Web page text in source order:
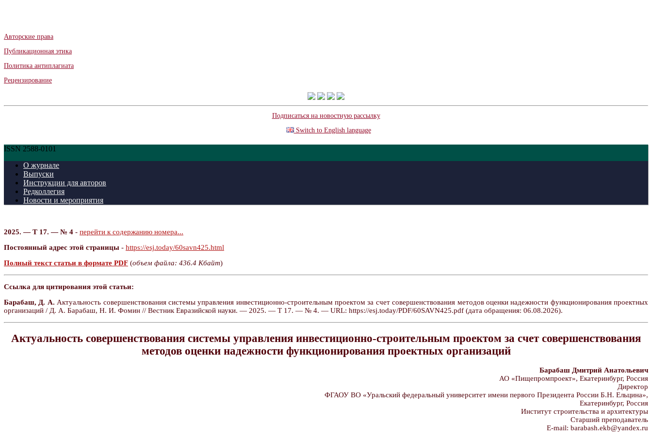
Авторские права
Публикационная этика
Политика антиплагиата
Рецензирование
Подписаться на новостную рассылку
Switch to English language
ISSN 2588-0101
О журнале
Выпуски
Инструкции для авторов
Редколлегия
Новости и мероприятия
2025. — Т 17. — № 4 - перейти к содержанию номера...
Постоянный адрес этой страницы - https://esj.today/60savn425.html
Полный текст статьи в формате PDF (объем файла: 436.4 Кбайт)
Ссылка для цитирования этой статьи:
Барабаш, Д. А. Актуальность совершенствования системы управления инвестиционно-строительным проектом за счет совершенствования методов оценки надежности функционирования проектных
организаций / Д. А. Барабаш, Н. И. Фомин // Вестник Евразийской науки. — 2025. — Т 17. — № 4. — URL: https://esj.today/PDF/60SAVN425.pdf (дата обращения: 06.08.2026).
Актуальность совершенствования системы управления инвестиционно-строительным проектом за счет совершенствования
методов оценки надежности функционирования проектных организаций
Барабаш Дмитрий Анатольевич
АО «Пищепромпроект», Екатеринбург, Россия
Директор
ФГАОУ ВО «Уральский федеральный университет имени первого Президента России Б.Н. Ельцина»,
Екатеринбург, Россия
Институт строительства и архитектуры
Старший преподаватель
E-mail: barabash.ekb@yandex.ru